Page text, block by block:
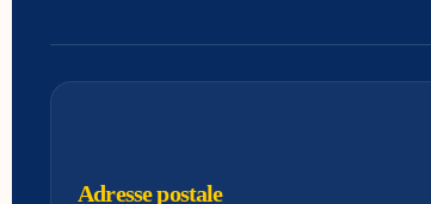
Adresse postale